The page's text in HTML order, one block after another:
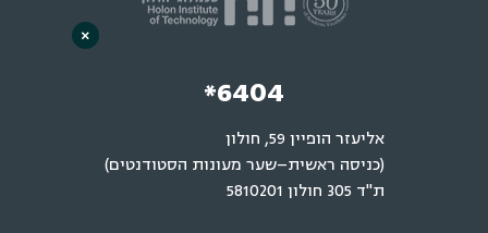
*6404
אליעזר הופיין 59, חולון
(כניסה ראשית–שער מעונות הסטודנטים)
ת"ד 305 חולון 5810201
×